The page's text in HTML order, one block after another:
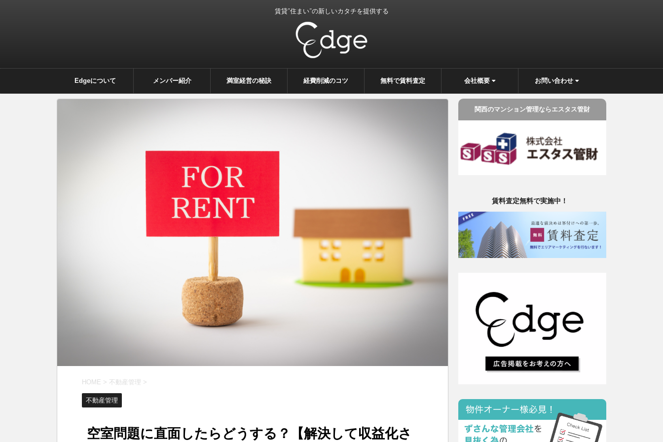
賃貸”住まい”の新しいカタチを提供する
Edgeについて メンバー紹介 満室経営の秘訣 経費削減のコツ 無料で賃料査定 会社概要 お問い合わせ
HOME > 不動産管理 >
不動産管理
空室問題に直面したらどうする？【解決して収益化さ
関西のマンション管理ならエスタス管財
賃料査定無料で実施中！